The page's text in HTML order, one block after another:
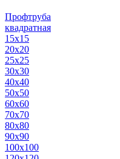
Профтруба
квадратная
15х15
20х20
25х25
30х30
40х40
50х50
60х60
70х70
80х80
90х90
100х100